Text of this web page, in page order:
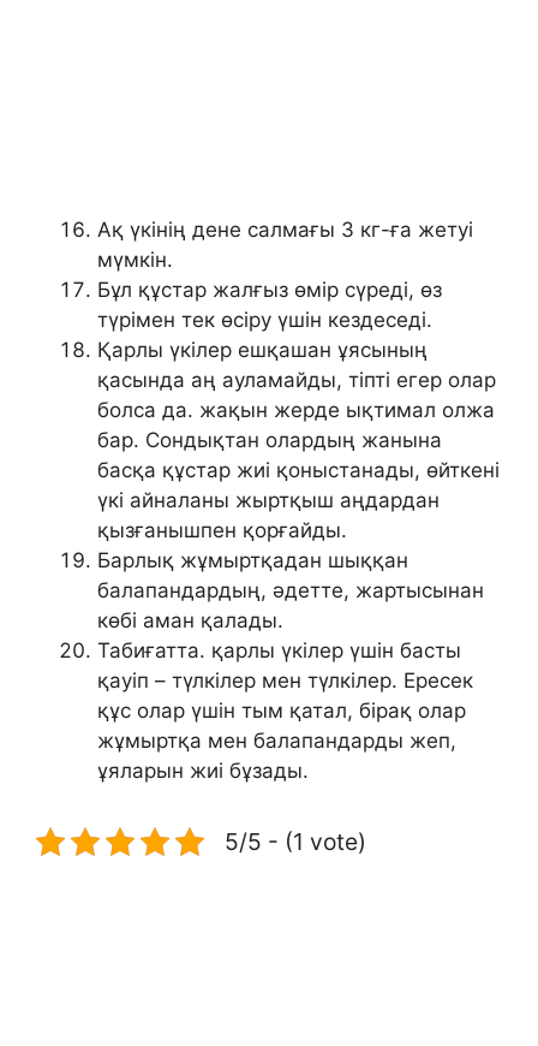
Ақ үкінің дене салмағы 3 кг-ға жетуі
мүмкін.
Бұл құстар жалғыз өмір сүреді, өз
түрімен тек өсіру үшін кездеседі.
Қарлы үкілер ешқашан ұясының
қасында аң ауламайды, тіпті егер олар
болса да. жақын жерде ықтимал олжа
бар. Сондықтан олардың жанына
басқа құстар жиі қоныстанады, өйткені
үкі айналаны жыртқыш аңдардан
қызғанышпен қорғайды.
Барлық жұмыртқадан шыққан
балапандардың, әдетте, жартысынан
көбі аман қалады.
Табиғатта. қарлы үкілер үшін басты
қауіп – түлкілер мен түлкілер. Ересек
құс олар үшін тым қатал, бірақ олар
жұмыртқа мен балапандарды жеп,
ұяларын жиі бұзады.
5/5 - (1 vote)